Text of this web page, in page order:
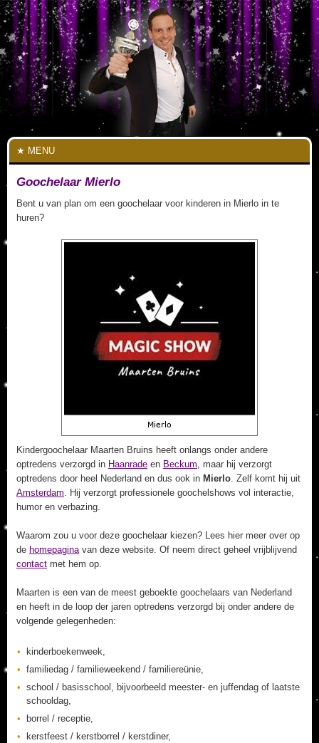
MENU
Goochelaar Mierlo
Bent u van plan om een goochelaar voor kinderen in Mierlo in te
huren?
Kindergoochelaar Maarten Bruins heeft onlangs onder andere
optredens verzorgd in Haanrade en Beckum, maar hij verzorgt
optredens door heel Nederland en dus ook in Mierlo. Zelf komt hij uit
Amsterdam. Hij verzorgt professionele goochelshows vol interactie,
humor en verbazing.
Waarom zou u voor deze goochelaar kiezen? Lees hier meer over op
de homepaginavan deze website. Of neem direct geheel vrijblijvend
contact met hem op.
Maarten is een van de meest geboekte goochelaars van Nederland
en heeft in de loop der jaren optredens verzorgd bij onder andere de
volgende gelegenheden:
kinderboekenweek,
familiedag / familieweekend / familiereünie,
school / basisschool, bijvoorbeeld meester- en juffendag of laatste
schooldag,
borrel / receptie,
kerstfeest / kerstborrel / kerstdiner,